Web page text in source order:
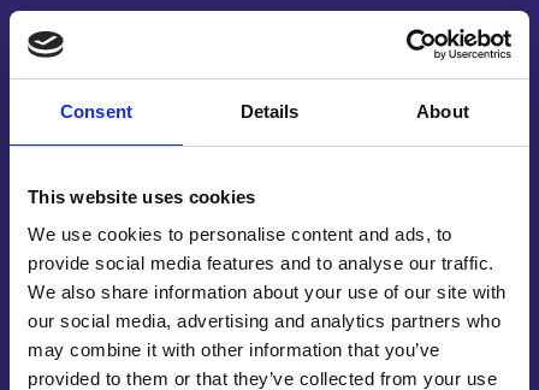
Consent Details About
This website uses cookies
We use cookies to personalise content and ads, to
provide social media features and to analyse our traffic.
We also share information about your use of our site with
our social media, advertising and analytics partners who
may combine it with other information that you’ve
provided to them or that they’ve collected from your use
HMPE op maat
lasersnijden
hebben staan. HMPE op maat lasersnijden is iets
tegelijkertijd zijn er ook nog veel andere zaken
waarmee wij u van dienst kunnen zijn. Onze
fanatieke medewerkers gaan met passie voor u aan
de slag. Maar het kan zijn dat u eerst wilt zien wat
wij zoal geproduceerd hebben. Op onze website